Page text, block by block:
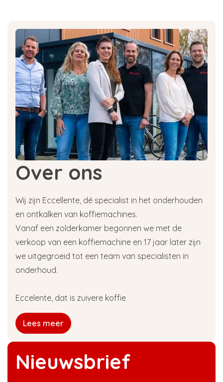
Nieuwsbrief
Over ons
Wij zijn Eccellente, dé specialist in het onderhouden
en ontkalken van koffiemachines.
Vanaf een zolderkamer begonnen we met de
verkoop van een koffiemachine en 17 jaar later zijn
we uitgegroeid tot een team van specialisten in
onderhoud.
Eccelente, dat is zuivere koffie
Lees meer